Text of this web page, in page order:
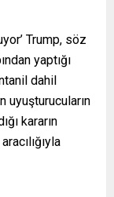
Trump, söz
yaptığı
dahil
uyuşturucuların
kararın